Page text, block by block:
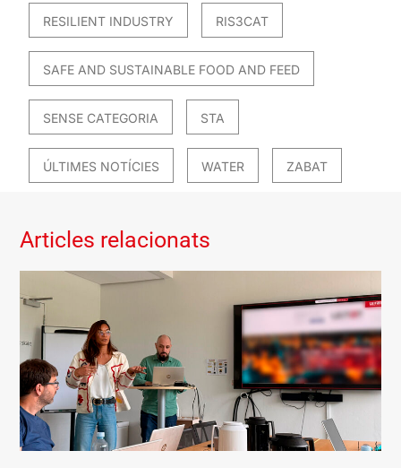
RESILIENT INDUSTRY RIS3CAT
SAFE AND SUSTAINABLE FOOD AND FEED
SENSE CATEGORIA STA
ÚLTIMES NOTÍCIES WATER ZABAT
Articles relacionats